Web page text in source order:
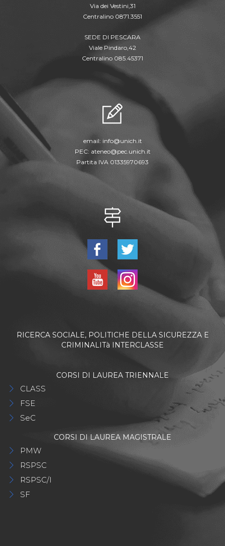
Via dei Vestini,31
Centralino 0871.3551
SEDE DI PESCARA
Viale Pindaro,42
Centralino 085.45371
email: info@unich.it
PEC: ateneo@pec.unich.it
Partita IVA 01335970693
RICERCA SOCIALE, POLITICHE DELLA SICUREZZA E
CRIMINALITà INTERCLASSE
CORSI DI LAUREA TRIENNALE
CLASS
FSE
SeC
CORSI DI LAUREA MAGISTRALE
PMW
RSPSC
RSPSC/I
SF